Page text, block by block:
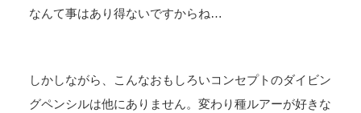
なんて事はあり得ないですからね…
しかしながら、こんなおもしろいコンセプトのダイビン
グペンシルは他にありません。変わり種ルアーが好きな